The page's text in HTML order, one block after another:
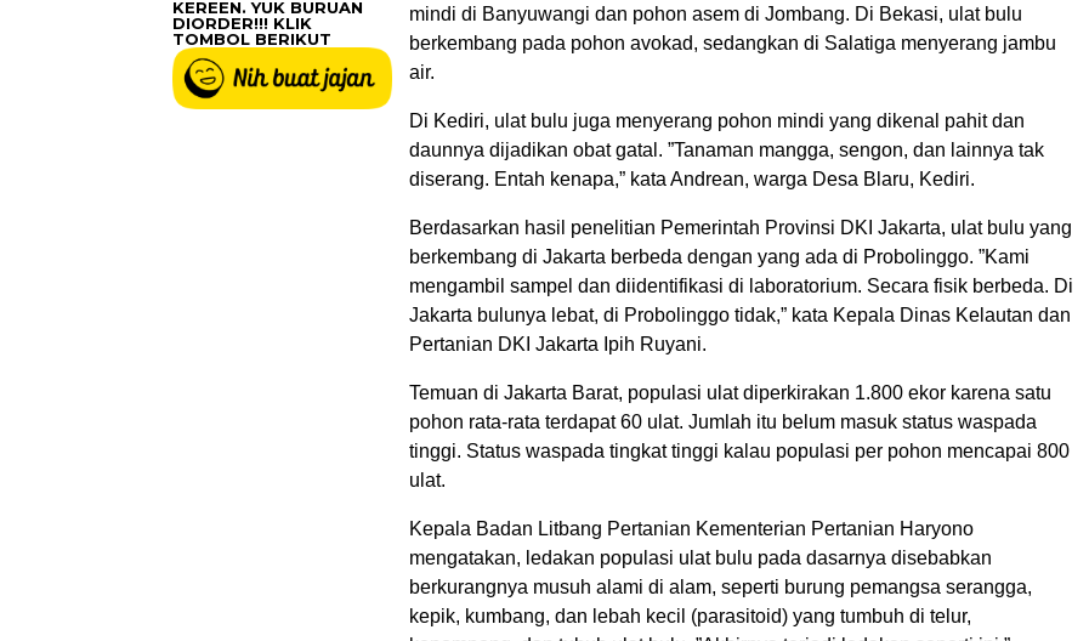
mindi di Banyuwangi dan pohon asem di Jombang. Di Bekasi, ulat bulu
berkembang pada pohon avokad, sedangkan di Salatiga menyerang jambu
air.
Di Kediri, ulat bulu juga menyerang pohon mindi yang dikenal pahit dan
daunnya dijadikan obat gatal. ”Tanaman mangga, sengon, dan lainnya tak
diserang. Entah kenapa,” kata Andrean, warga Desa Blaru, Kediri.
Berdasarkan hasil penelitian Pemerintah Provinsi DKI Jakarta, ulat bulu yang
berkembang di Jakarta berbeda dengan yang ada di Probolinggo. ”Kami
mengambil sampel dan diidentifikasi di laboratorium. Secara fisik berbeda. Di
Jakarta bulunya lebat, di Probolinggo tidak,” kata Kepala Dinas Kelautan dan
Pertanian DKI Jakarta Ipih Ruyani.
Temuan di Jakarta Barat, populasi ulat diperkirakan 1.800 ekor karena satu
pohon rata-rata terdapat 60 ulat. Jumlah itu belum masuk status waspada
tinggi. Status waspada tingkat tinggi kalau populasi per pohon mencapai 800
ulat.
Kepala Badan Litbang Pertanian Kementerian Pertanian Haryono
mengatakan, ledakan populasi ulat bulu pada dasarnya disebabkan
berkurangnya musuh alami di alam, seperti burung pemangsa serangga,
kepik, kumbang, dan lebah kecil (parasitoid) yang tumbuh di telur,
KEREEN. YUK BURUAN
DIORDER!!! KLIK
TOMBOL BERIKUT